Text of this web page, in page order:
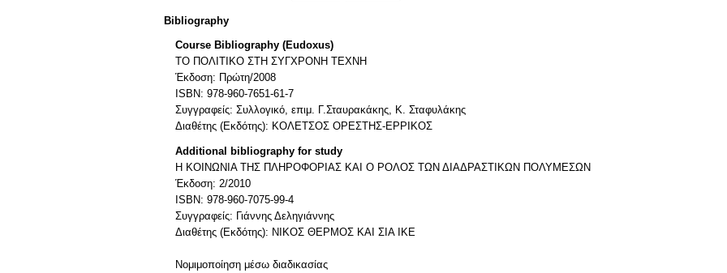
Bibliography
Course Bibliography (Eudoxus)
ΤΟ ΠΟΛΙΤΙΚΟ ΣΤΗ ΣΥΓΧΡΟΝΗ ΤΕΧΝΗ
Έκδοση: Πρώτη/2008
ISBN: 978-960-7651-61-7
Συγγραφείς: Συλλογικό, επιμ. Γ.Σταυρακάκης, Κ. Σταφυλάκης
Διαθέτης (Εκδότης): ΚΟΛΕΤΣΟΣ ΟΡΕΣΤΗΣ-ΕΡΡΙΚΟΣ
Additional bibliography for study
Η ΚΟΙΝΩΝΙΑ ΤΗΣ ΠΛΗΡΟΦΟΡΙΑΣ ΚΑΙ Ο ΡΟΛΟΣ ΤΩΝ ΔΙΑΔΡΑΣΤΙΚΩΝ ΠΟΛΥΜΕΣΩΝ
Έκδοση: 2/2010
ISBN: 978-960-7075-99-4
Συγγραφείς: Γιάννης Δεληγιάννης
Διαθέτης (Εκδότης): ΝΙΚΟΣ ΘΕΡΜΟΣ ΚΑΙ ΣΙΑ ΙΚΕ
Νομιμοποίηση μέσω διαδικασίας